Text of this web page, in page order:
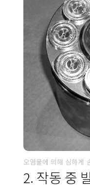
오염물에 의해 심하게
2. 작동 중